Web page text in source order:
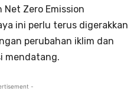
Zero Emission
ini perlu terus digerakkan
perubahan iklim dan
mendatang.
-